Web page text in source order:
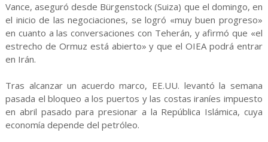
Vance, aseguró desde Bürgenstock (Suiza) que el domingo, en
el inicio de las negociaciones, se logró «muy buen progreso»
en cuanto a las conversaciones con Teherán, y afirmó que «el
estrecho de Ormuz está abierto» y que el OIEA podrá entrar
en Irán.
Tras alcanzar un acuerdo marco, EE.UU. levantó la semana
pasada el bloqueo a los puertos y las costas iraníes impuesto
en abril pasado para presionar a la República Islámica, cuya
economía depende del petróleo.